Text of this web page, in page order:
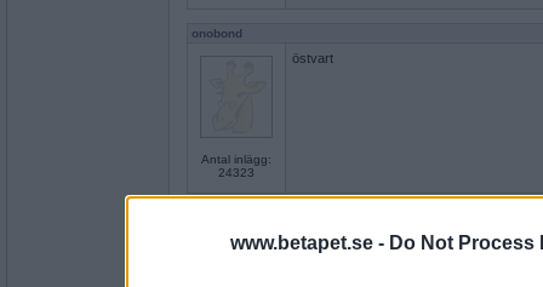
www.betapet.se - Do Not Process
onobond
Antal inlägg:
24323
östvart
nordvart